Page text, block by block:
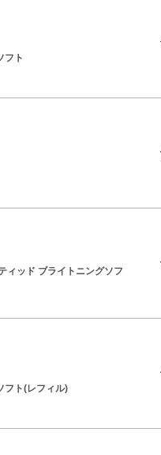
フト
ィッド ブライトニングソフ
フト(レフィル)